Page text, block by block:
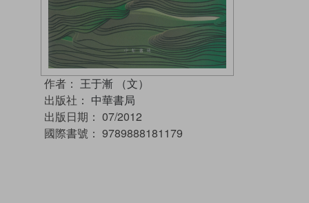
作者： 王于漸 （文）
出版社： 中華書局
出版日期： 07/2012
國際書號： 9789888181179